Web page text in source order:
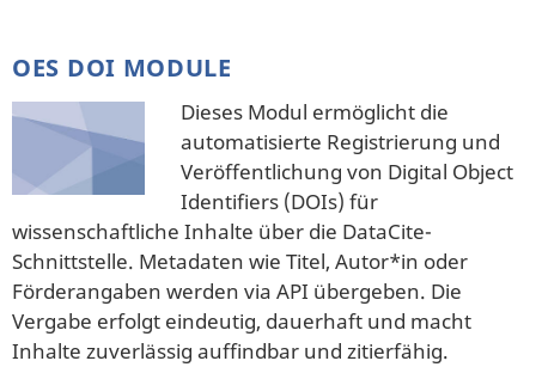
OES DOI MODULE
Dieses Modul ermöglicht die
automatisierte Registrierung und
Veröffentlichung von Digital Object
Identifiers (DOIs) für
wissenschaftliche Inhalte über die DataCite-
Schnittstelle. Metadaten wie Titel, Autor*in oder
Förderangaben werden via API übergeben. Die
Vergabe erfolgt eindeutig, dauerhaft und macht
Inhalte zuverlässig auffindbar und zitierfähig.